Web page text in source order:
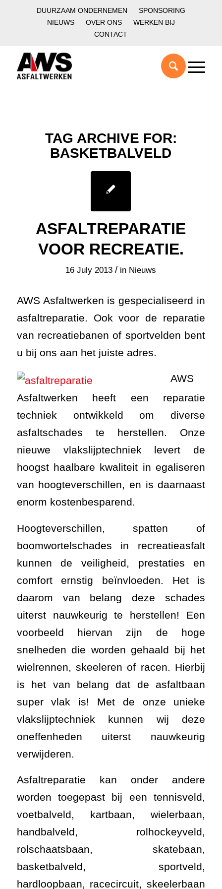
DUURZAAM ONDERNEMEN
SPONSORING
NIEUWS
OVER ONS
WERKEN BIJ
CONTACT
TAG ARCHIVE FOR:
BASKETBALVELD
ASFALTREPARATIE
VOOR RECREATIE.
16 July 2013 / in Nieuws
AWS Asfaltwerken is gespecialiseerd in
asfaltreparatie. Ook voor de reparatie
van recreatiebanen of sportvelden bent
u bij ons aan het juiste adres.
AWS
Asfaltwerken heeft een reparatie
techniek ontwikkeld om diverse
asfaltschades te herstellen. Onze
nieuwe vlakslijptechniek levert de
hoogst haalbare kwaliteit in egaliseren
van hoogteverschillen, en is daarnaast
enorm kostenbesparend.
Hoogteverschillen, spatten of
boomwortelschades in recreatieasfalt
kunnen de veiligheid, prestaties en
comfort ernstig beïnvloeden. Het is
daarom van belang deze schades
uiterst nauwkeurig te herstellen! Een
voorbeeld hiervan zijn de hoge
snelheden die worden gehaald bij het
wielrennen, skeeleren of racen. Hierbij
is het van belang dat de asfaltbaan
super vlak is! Met de onze unieke
vlakslijptechniek kunnen wij deze
oneffenheden uiterst nauwkeurig
verwijderen.
Asfaltreparatie kan onder andere
worden toegepast bij een tennisveld,
voetbalveld, kartbaan, wielerbaan,
handbalveld, rolhockeyveld,
rolschaatsbaan, skatebaan,
basketbalveld, sportveld,
hardloopbaan, racecircuit, skeelerbaan